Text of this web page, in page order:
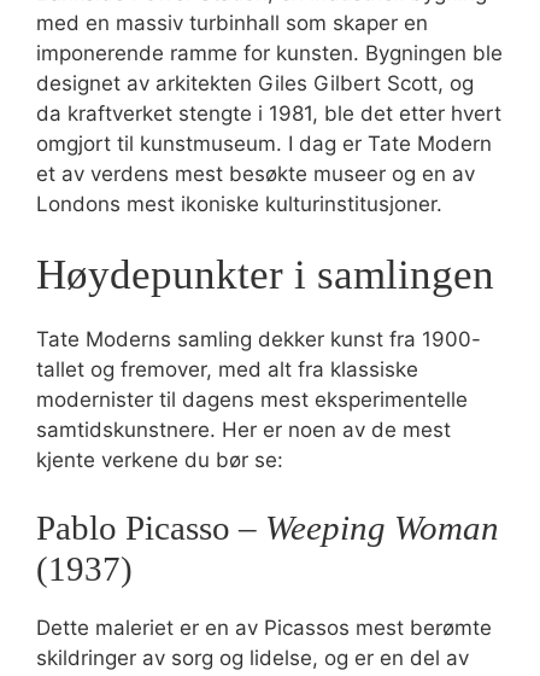
med en massiv turbinhall som skaper en
imponerende ramme for kunsten. Bygningen ble
designet av arkitekten Giles Gilbert Scott, og
da kraftverket stengte i 1981, ble det etter hvert
omgjort til kunstmuseum. I dag er Tate Modern
et av verdens mest besøkte museer og en av
Londons mest ikoniske kulturinstitusjoner.
Høydepunkter i samlingen
Tate Moderns samling dekker kunst fra 1900-
tallet og fremover, med alt fra klassiske
modernister til dagens mest eksperimentelle
samtidskunstnere. Her er noen av de mest
kjente verkene du bør se:
Pablo Picasso – Weeping Woman
(1937)
Dette maleriet er en av Picassos mest berømte
skildringer av sorg og lidelse, og er en del av